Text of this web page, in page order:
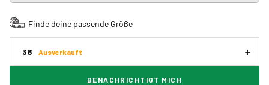
Finde deine passende Größe
38 Ausverkauft
BENACHRICHTIGT MICH